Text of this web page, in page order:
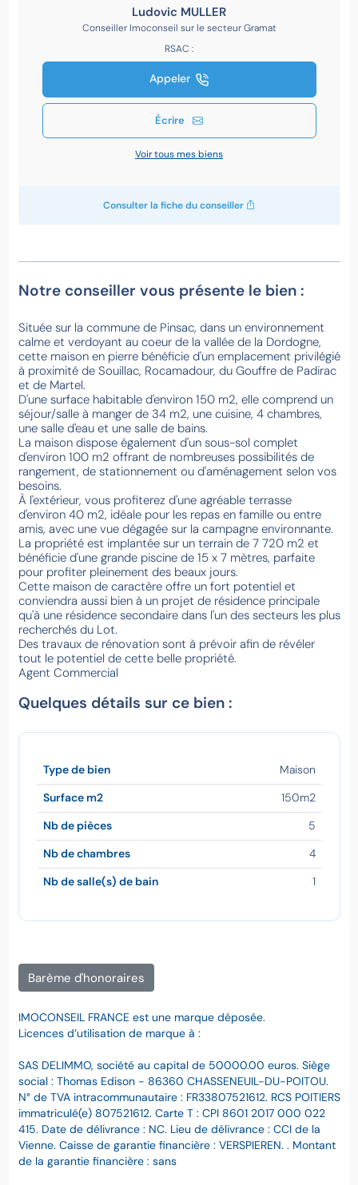
Ludovic MULLER
Conseiller Imoconseil sur le secteur Gramat
RSAC :
Appeler
Écrire
Voir tous mes biens
Consulter la fiche du conseiller
Notre conseiller vous présente le bien :
Située sur la commune de Pinsac, dans un environnement
calme et verdoyant au coeur de la vallée de la Dordogne,
cette maison en pierre bénéficie d'un emplacement privilégié
à proximité de Souillac, Rocamadour, du Gouffre de Padirac
et de Martel.
D'une surface habitable d'environ 150 m2, elle comprend un
séjour/salle à manger de 34 m2, une cuisine, 4 chambres,
une salle d'eau et une salle de bains.
La maison dispose également d'un sous-sol complet
d'environ 100 m2 offrant de nombreuses possibilités de
rangement, de stationnement ou d'aménagement selon vos
besoins.
À l'extérieur, vous profiterez d'une agréable terrasse
d'environ 40 m2, idéale pour les repas en famille ou entre
amis, avec une vue dégagée sur la campagne environnante.
La propriété est implantée sur un terrain de 7 720 m2 et
bénéficie d'une grande piscine de 15 x 7 mètres, parfaite
pour profiter pleinement des beaux jours.
Cette maison de caractère offre un fort potentiel et
conviendra aussi bien à un projet de résidence principale
qu'à une résidence secondaire dans l'un des secteurs les plus
recherchés du Lot.
Des travaux de rénovation sont à prévoir afin de révéler
tout le potentiel de cette belle propriété.
Agent Commercial
Quelques détails sur ce bien :
Type de bien Maison
Surface m2 150m2
Nb de pièces 5
Nb de chambres 4
Nb de salle(s) de bain 1
Barème d'honoraires
IMOCONSEIL FRANCE est une marque déposée.
Licences d’utilisation de marque à :
SAS DELIMMO, société au capital de 50000.00 euros. Siège
social : Thomas Edison - 86360 CHASSENEUIL-DU-POITOU.
N° de TVA intracommunautaire : FR33807521612. RCS POITIERS
immatriculé(e) 807521612. Carte T : CPI 8601 2017 000 022
415. Date de délivrance : NC. Lieu de délivrance : CCI de la
Vienne. Caisse de garantie financière : VERSPIEREN. . Montant
de la garantie financière : sans